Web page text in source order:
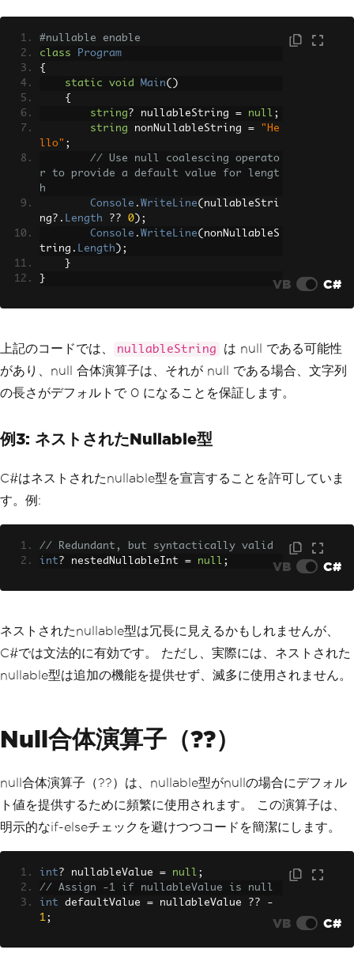
#nullable enable
class
Program
{
static
void Main()
{
string? nullableString = null ;
string nonNullableString =
"He
llo" ;
// Use null coalescing operato
r to provide a default value for lengt
h
Console . WriteLine( nullableStri
ng?. Length ?? 0 );
Console . WriteLine( nonNullableS
tring . Length );
}
}
VB C#
上記のコードでは、 nullableString
は null である可能性
があり、null 合体演算子は、それが null である場合、文字列
の長さがデフォルトで 0 になることを保証します。
例3: ネストされたNullable型
C#はネストされたnullable型を宣言することを許可していま
す。例:
// Redundant, but syntactically valid
int? nestedNullableInt = null ; VB C#
ネストされたnullable型は冗長に見えるかもしれませんが、
C#では文法的に有効です。 ただし、実際には、ネストされた
nullable型は追加の機能を提供せず、滅多に使用されません。
Null合体演算子（??）
null合体演算子（??）は、nullable型がnullの場合にデフォル
ト値を提供するために頻繁に使用されます。 この演算子は、
明示的なif-elseチェックを避けつつコードを簡潔にします。
int? nullableValue = null ;
// Assign -1 if nullableValue is null
int defaultValue = nullableValue ??
-
1; VB C#